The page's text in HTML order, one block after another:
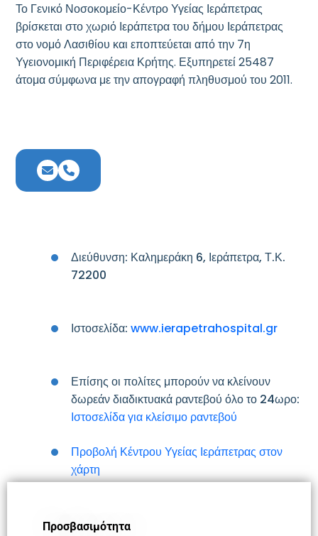
Το Γενικό Νοσοκομείο-Κέντρο Υγείας Ιεράπετρας
βρίσκεται στο χωριό Ιεράπετρα του δήμου Ιεράπετρας
στο νομό Λασιθίου και εποπτεύεται από την 7η
Υγειονομική Περιφέρεια Κρήτης. Εξυπηρετεί 25487
άτομα σύμφωνα με την απογραφή πληθυσμού του 2011.
Διεύθυνση: Καλημεράκη 6, Ιεράπετρα, Τ.Κ.
72200
Ιστοσελίδα: www.ierapetrahospital.gr
Επίσης οι πολίτες μπορούν να κλείνουν
δωρεάν διαδικτυακά ραντεβού όλο το 24ωρο:
Ιστοσελίδα για κλείσιμο ραντεβού
Προβολή Κέντρου Υγείας Ιεράπετρας στον
χάρτη
Προσβασιμότητα